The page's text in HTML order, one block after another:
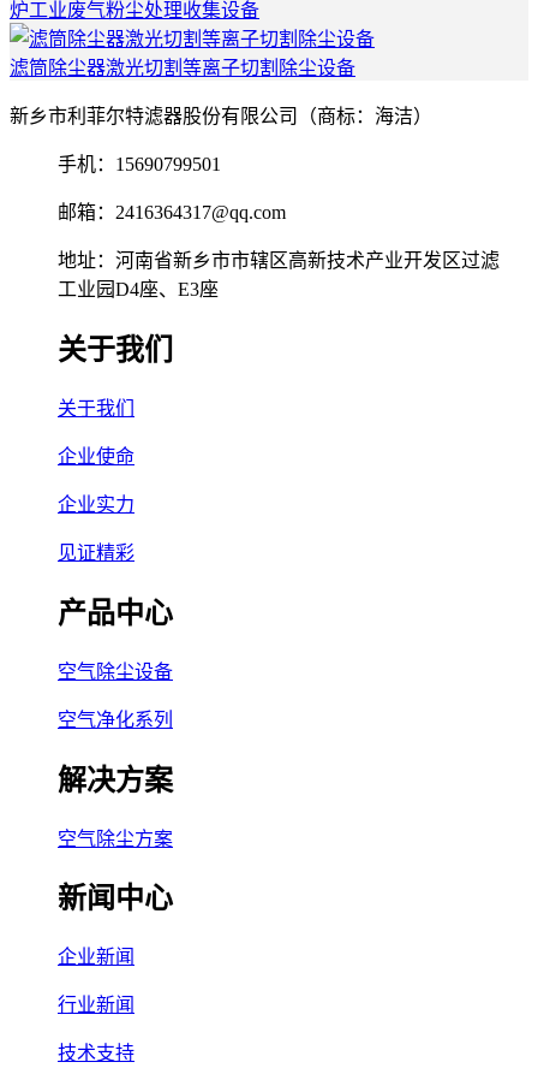
炉工业废气粉尘处理收集设备
滤筒除尘器激光切割等离子切割除尘设备
新乡市利菲尔特滤器股份有限公司（商标：海洁）
手机：15690799501
邮箱：2416364317@qq.com
地址：河南省新乡市市辖区高新技术产业开发区过滤
工业园D4座、E3座
关于我们
关于我们
企业使命
企业实力
见证精彩
产品中心
空气除尘设备
空气净化系列
解决方案
空气除尘方案
新闻中心
企业新闻
行业新闻
技术支持